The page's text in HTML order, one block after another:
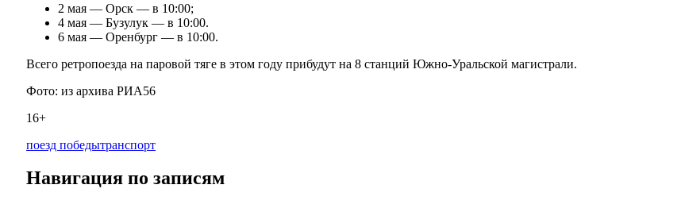
2 мая — Орск — в 10:00;
4 мая — Бузулук — в 10:00.
6 мая — Оренбург — в 10:00.
Всего ретропоезда на паровой тяге в этом году прибудут на 8 станций Южно-Уральской магистрали.
Фото: из архива РИА56
16+
поезд победытранспорт
Навигация по записям